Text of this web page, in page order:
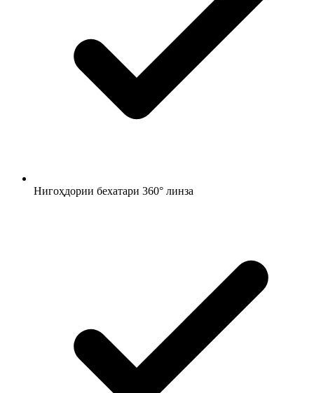
Нигоҳдории бехатари 360° линза